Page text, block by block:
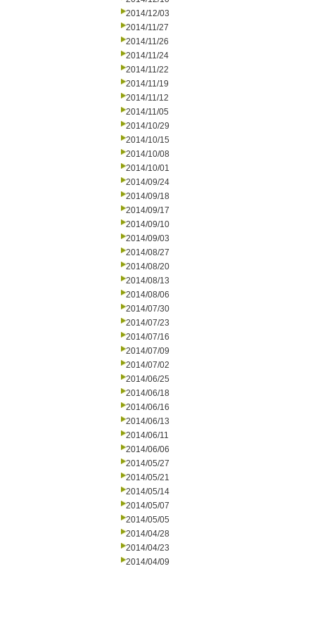
2014/12/03
2014/11/27
2014/11/26
2014/11/24
2014/11/22
2014/11/19
2014/11/12
2014/11/05
2014/10/29
2014/10/15
2014/10/08
2014/10/01
2014/09/24
2014/09/18
2014/09/17
2014/09/10
2014/09/03
2014/08/27
2014/08/20
2014/08/13
2014/08/06
2014/07/30
2014/07/23
2014/07/16
2014/07/09
2014/07/02
2014/06/25
2014/06/18
2014/06/16
2014/06/13
2014/06/11
2014/06/06
2014/05/27
2014/05/21
2014/05/14
2014/05/07
2014/05/05
2014/04/28
2014/04/23
2014/04/09